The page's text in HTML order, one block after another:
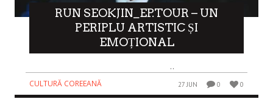
RUN SEOKJIN_EP.TOUR – UN
PERIPLU ARTISTIC ȘI
EMOȚIONAL
..
CULTURĂ COREEANĂ
27 JUN 0 0